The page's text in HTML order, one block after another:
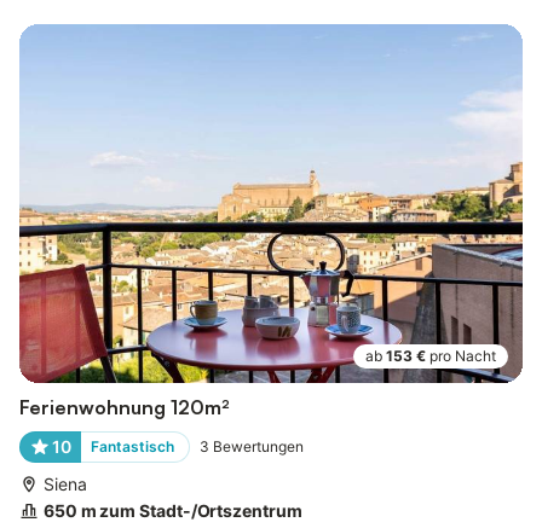
ab 153 € pro Nacht
Ferienwohnung 120m²
10 Fantastisch 3 Bewertungen
Siena
650 m zum Stadt-/Ortszentrum